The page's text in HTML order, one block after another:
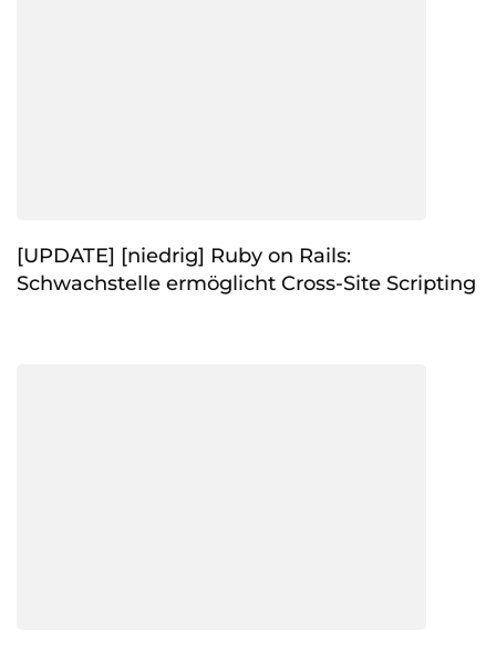
[UPDATE] [niedrig] Ruby on Rails:
Schwachstelle ermöglicht Cross-Site Scripting